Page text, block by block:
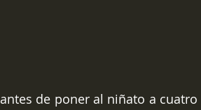
antes de poner al niñato a cuatro